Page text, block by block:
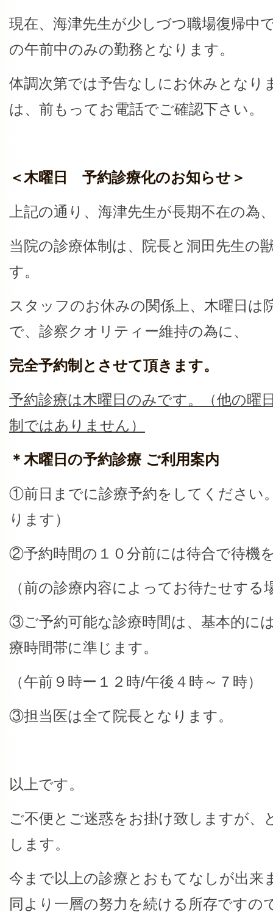
現在、海津先生が少しづつ職場復帰中
の午前中のみの勤務となります。
体調次第では予告なしにお休みとなり
は、前もってお電話でご確認下さい。
＜木曜日 予約診療化のお知らせ＞
上記の通り、海津先生が長期不在の為
当院の診療体制は、院長と洞田先生の
す。
スタッフのお休みの関係上、木曜日は
で、診察クオリティー維持の為に、
完全予約制とさせて頂きます。
予約診療は木曜日のみです。（他の曜
制ではありません）
＊木曜日の予約診療 ご利用案内
①前日までに診療予約をしてください
ります）
②予約時間の１０分前には待合で待機
（前の診療内容によってお待たせする
③ご予約可能な診療時間は、基本的に
療時間帯に準じます。
（午前９時ー１２時/午後４時～７時）
③担当医は全て院長となります。
以上です。
ご不便とご迷惑をお掛け致しますが、
します。
今まで以上の診療とおもてなしが出来
同より一層の努力を続ける所存ですの